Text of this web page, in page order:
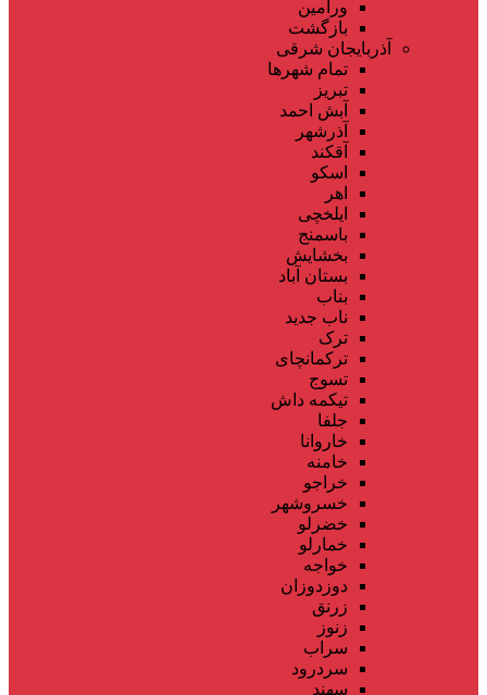
ورامین
بازگشت
آذربایجان شرقی
تمام شهر‌ها
تبریز
آبش احمد
آذرشهر
آقکند
اسکو
اهر
ایلخچی
باسمنج
بخشایش
بستان آباد
بناب
ناب جدید
ترک
ترکمانچای
تسوج
تیکمه داش
جلفا
خاروانا
خامنه
خراجو
خسروشهر
خضرلو
خمارلو
خواجه
دوزدوزان
زرنق
زنوز
سراب
سردرود
سهند